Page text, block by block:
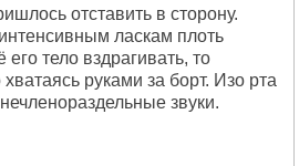
отставить в сторону.
ласкам плоть
тело вздрагивать, то
руками за борт. Изо рта
звуки.